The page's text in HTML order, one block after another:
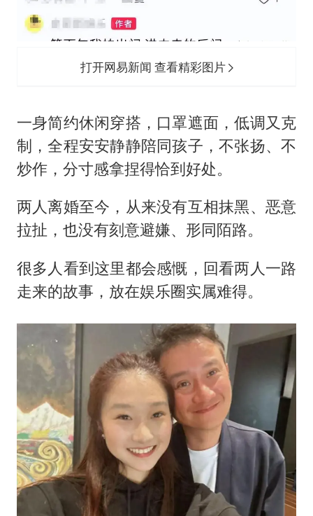
打开网易新闻 查看精彩图片
一身简约休闲穿搭，口罩遮面，低调又克
制，全程安安静静陪同孩子，不张扬、不
炒作，分寸感拿捏得恰到好处。
两人离婚至今，从来没有互相抹黑、恶意
拉扯，也没有刻意避嫌、形同陌路。
很多人看到这里都会感慨，回看两人一路
走来的故事，放在娱乐圈实属难得。